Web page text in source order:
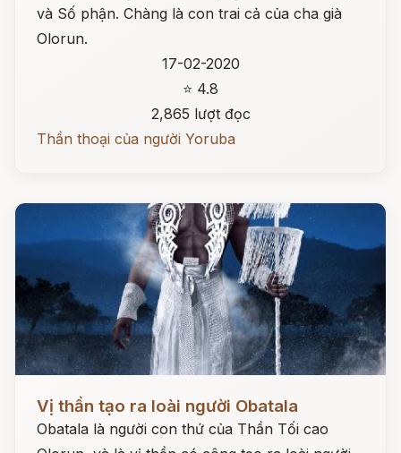
và Số phận. Chàng là con trai cả của cha già
Olorun.
17-02-2020
⭐ 4.8
2,865 lượt đọc
Thần thoại của người Yoruba
Đọc ngay
Vị thần tạo ra loài người Obatala
Obatala là người con thứ của Thần Tối cao